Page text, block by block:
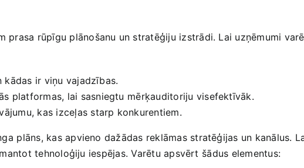
prasa rūpīgu plānošanu un stratēģiju ‌izstrādi. ​Lai uzņēmumi
kādas ir viņu ‌vajadzības.
platformas, lai‌ sasniegtu ⁤mērķauditoriju visefektīvāk.
kas ‌izceļas starp konkurentiem.
plāns, kas​ apvieno dažādas​ reklāmas stratēģijas un kanālus.
tehnoloģiju iespējas. Varētu apsvērt⁤ šādus elementus: